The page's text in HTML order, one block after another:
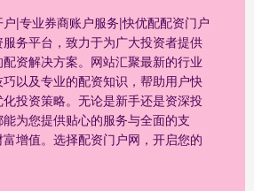
|专业券商账户服务|快优配配资门户
务平台，致力于为广大投资者提供
资解决方案。网站汇聚最新的行业
以及专业的配资知识，帮助用户快
投资策略。无论是新手还是资深投
为您提供贴心的服务与全面的支
增值。选择配资门户网，开启您的